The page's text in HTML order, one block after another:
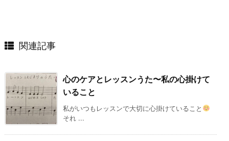
関連記事
心のケアとレッスンうた〜私の心掛けて
いること
私がいつもレッスンで大切に心掛けていること
それ ...